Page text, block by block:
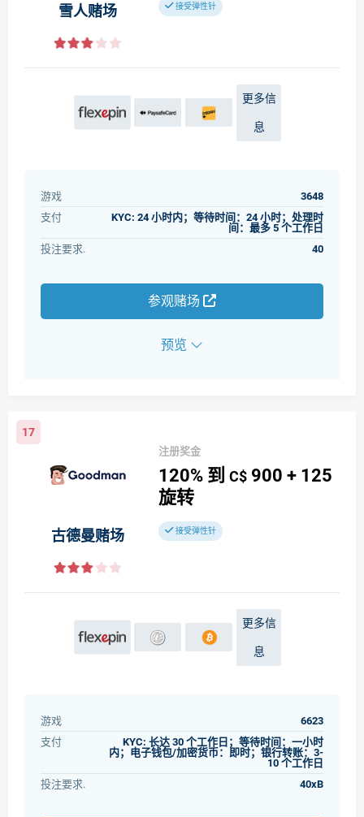
雪人赌场 接受弹性针
更多信
息
游戏
3648
支付
KYC: 24 小时内；等待时间：24 小时；处理时
间：最多 5 个工作日
投注要求.
40
参观赌场
预览
17
古德曼赌场
注册奖金
120% 到 C$ 900 + 125
旋转
接受弹性针
更多信
息
游戏
6623
支付
KYC: 长达 30 个工作日；等待时间：一小时
内；电子钱包/加密货币：即时；银行转账：3-
10 个工作日
投注要求.
40xB